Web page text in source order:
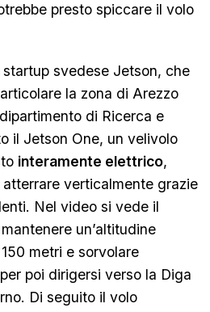
presto spiccare il volo
startup svedese Jetson, che
la zona di Arezzo
di Ricerca e
il Jetson One, un velivolo
interamente elettrico,
verticalmente grazie
Nel video si vede il
un’altitudine
metri e sorvolare
poi dirigersi verso la Diga
Di seguito il volo